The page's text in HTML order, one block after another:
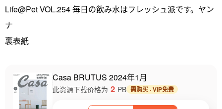
Life@Pet VOL.254 毎日の飲み水はフレッシュ派です。ヤン
ナ
裏表紙
Casa BRUTUS 2024年1月
此资源下载价格为 2 PB 需购买 · VIP免费